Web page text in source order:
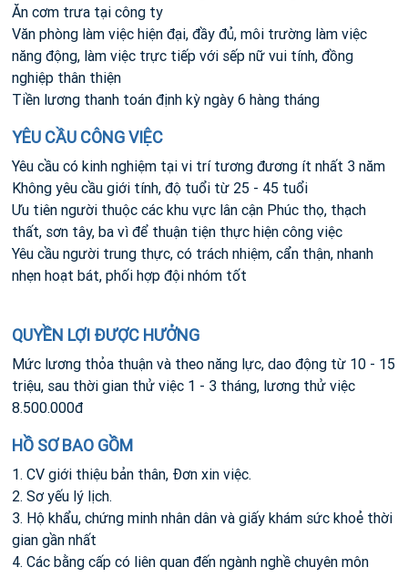
Ăn cơm trưa tại công ty
Văn phòng làm việc hiện đại, đầy đủ, môi trường làm việc
năng động, làm việc trực tiếp với sếp nữ vui tính, đồng
nghiệp thân thiện
Tiền lương thanh toán định kỳ ngày 6 hàng tháng
YÊU CẦU CÔNG VIỆC
Yêu cầu có kinh nghiệm tại vi trí tương đương ít nhất 3 năm
Không yêu cầu giới tính, độ tuổi từ 25 - 45 tuổi
Ưu tiên người thuộc các khu vực lân cận Phúc thọ, thạch
thất, sơn tây, ba vì để thuận tiện thực hiện công việc
Yêu cầu người trung thực, có trách nhiệm, cẩn thận, nhanh
nhẹn hoạt bát, phối hợp đội nhóm tốt
QUYỀN LỢI ĐƯỢC HƯỞNG
Mức lương thỏa thuận và theo năng lực, dao động từ 10 - 15
triệu, sau thời gian thử việc 1 - 3 tháng, lương thử việc
8.500.000đ
HỒ SƠ BAO GỒM
1. CV giới thiệu bản thân, Đơn xin việc.
2. Sơ yếu lý lịch.
3. Hộ khẩu, chứng minh nhân dân và giấy khám sức khoẻ thời
gian gần nhất
4. Các bằng cấp có liên quan đến ngành nghề chuyên môn